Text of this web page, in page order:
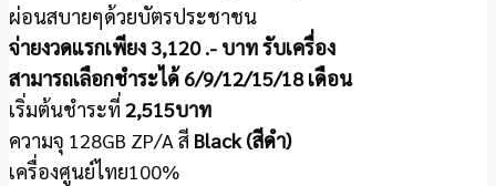
ผ่อนสบายๆด้วยบัตรประชาชน
จ่ายงวดแรกเพียง 3,120 .- บาทรับเครื่อง
สามารถเลือกชำระได้ 6/9/12/15/18 เดือน
​เริ่มต้น​ชำระที่ 2,515บาท
ความจุ 128GB ZP/A สี Black (สีดำ)
เครื่องศูนย์ไทย100%